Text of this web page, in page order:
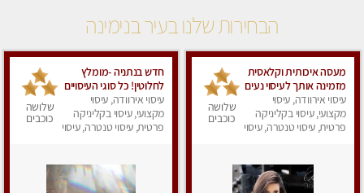
הבחירות שלנו בעיר בנימינה
מעסה איכותית וקלאסית
מזמינה אותך לעיסוי נעים
מפנק ומרגיע
עיסוי אירוודה, עיסוי
מקצועי, עיסוי בקליניקה
פרטית, עיסוי טנטרה, עיסוי
שלושה
כוכבים
חדש בנתניה -מומלץ
לחלוטין! כל סוגי העיסויים
מעסה מקצועית
ואיכותית פרטי!!!
עיסוי אירוודה, עיסוי
מקצועי, עיסוי בקליניקה
פרטית, עיסוי טנטרה, עיסוי
שלושה
כוכבים